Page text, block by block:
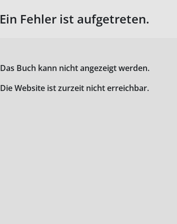
Ein Fehler ist aufgetreten.
Das Buch kann nicht angezeigt werden.
Die Website ist zurzeit nicht erreichbar.